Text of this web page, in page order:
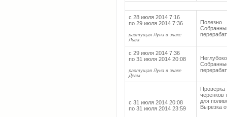
с 28 июля 2014 7:16
по 29 июля 2014 7:36
растущая Луна в знаке
Льва
Полезно
с 29 июля 2014 7:36
по 31 июля 2014 20:08
растущая Луна в знаке
Девы
с 31 июля 2014 20:08
по 31 июля 2014 23:59
черенков
для
Вырезка